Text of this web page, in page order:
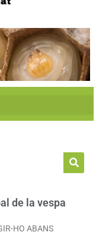
de la vespa
HO ABANS